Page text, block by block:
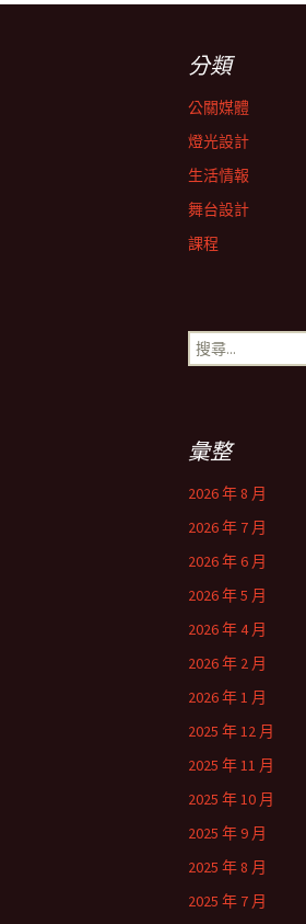
分類
公關媒體
燈光設計
生活情報
舞台設計
課程
搜
尋
彙整
2026 年 8 月
2026 年 7 月
2026 年 6 月
2026 年 5 月
2026 年 4 月
2026 年 2 月
2026 年 1 月
2025 年 12 月
2025 年 11 月
2025 年 10 月
2025 年 9 月
2025 年 8 月
2025 年 7 月